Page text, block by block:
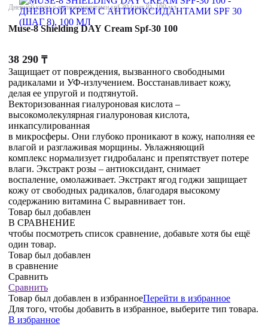
Дневной крем с антиоксидантами spf 30 (шаг 8), 100 мл
Muse-8 Shielding DAY Cream Spf-30 100
38 290 ₸
Защищает от повреждения, вызванного свободными
радикалами и УФ-излучением. Восстанавливает кожу,
делая ее упругой и подтянутой.
Векторизованная гиалуроновая кислота –
высокомолекулярная гиалуроновая кислота,
инкапсулированная
в микросферы. Они глубоко проникают в кожу, наполняя ее
влагой и разглаживая морщины. Увлажняющий
комплекс нормализует гидробаланс и препятствует потере
влаги. Экстракт розы – антиоксидант, снимает
воспаление, омолаживает. Экстракт ягод годжи защищает
кожу от свободных радикалов, благодаря высокому
содержанию витамина С выравнивает тон.
Товар был добавлен
В СРАВНЕНИЕ
чтобы посмотреть список сравнение, добавьте хотя бы ещё
один товар.
Товар был добавлен
в сравнение
Сравнить
Сравнить
Товар был добавлен в избранноеПерейти в избранное
Для того, чтобы добавить в избранное, выберите тип товара.
В избранное